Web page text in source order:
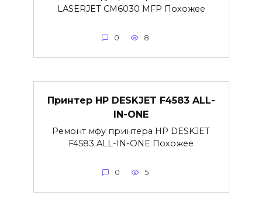
LASERJET CM6030 MFP Похожее
0 8
Принтер HP DESKJET F4583 ALL-
IN-ONE
Ремонт мфу принтера HP DESKJET
F4583 ALL-IN-ONE Похожее
0 5